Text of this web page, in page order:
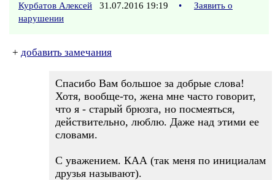
Курбатов Алексей 31.07.2016 19:19 •
Заявить о
нарушении
+ добавить замечания
Спасибо Вам большое за добрые слова!
Хотя, вообще-то, жена мне часто говорит,
что я - старый брюзга, но посмеяться,
действительно, люблю. Даже над этими ее
словами.
С уважением. КАА (так меня по инициалам
друзья называют).